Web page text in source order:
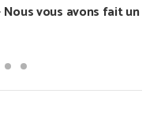
vous avons fait un